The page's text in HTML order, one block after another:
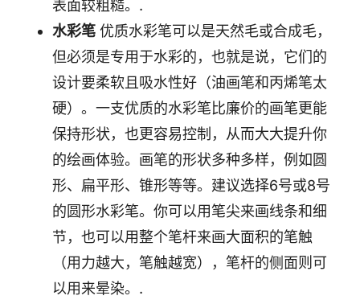
表面较粗糙。.
水彩笔 优质水彩笔可以是天然毛或合成毛，
但必须是专用于水彩的，也就是说，它们的
设计要柔软且吸水性好（油画笔和丙烯笔太
硬）。一支优质的水彩笔比廉价的画笔更能
保持形状，也更容易控制，从而大大提升你
的绘画体验。画笔的形状多种多样，例如圆
形、扁平形、锥形等等。建议选择6号或8号
的圆形水彩笔。你可以用笔尖来画线条和细
节，也可以用整个笔杆来画大面积的笔触
（用力越大，笔触越宽），笔杆的侧面则可
以用来晕染。.